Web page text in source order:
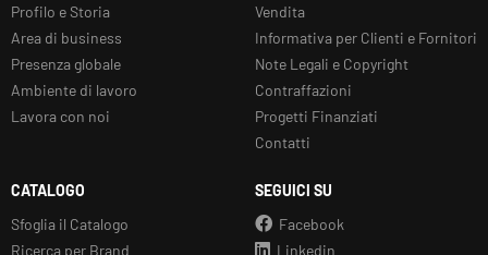
Profilo e Storia
Area di business
Presenza globale
Ambiente di lavoro
Lavora con noi
Vendita
Informativa per Clienti e Fornitori
Note Legali e Copyright
Contraffazioni
Progetti Finanziati
Contatti
CATALOGO
Sfoglia il Catalogo
Ricerca per Brand
SEGUICI SU
Facebook
Linkedin